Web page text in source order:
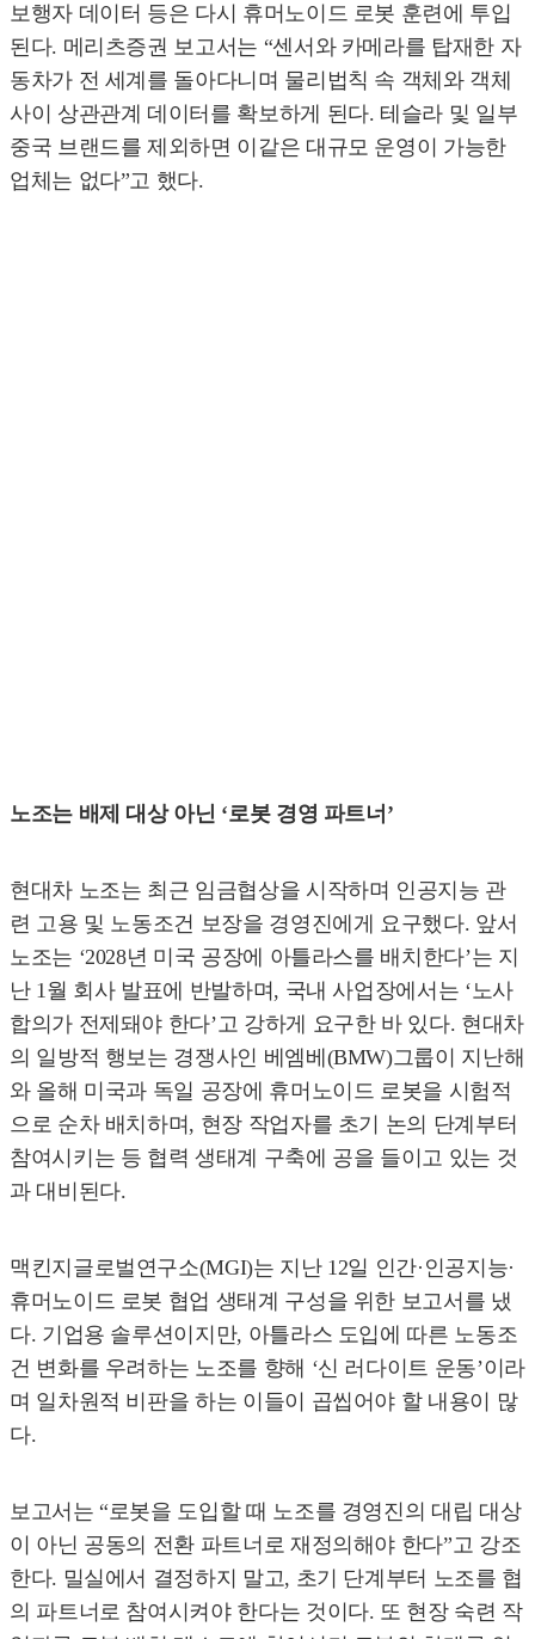
보행자 데이터 등은 다시 휴머노이드 로봇 훈련에 투입
된다. 메리츠증권 보고서는 “센서와 카메라를 탑재한 자
동차가 전 세계를 돌아다니며 물리법칙 속 객체와 객체
사이 상관관계 데이터를 확보하게 된다. 테슬라 및 일부
중국 브랜드를 제외하면 이같은 대규모 운영이 가능한
업체는 없다”고 했다.
노조는 배제 대상 아닌 ‘로봇 경영 파트너’
현대차 노조는 최근 임금협상을 시작하며 인공지능 관
련 고용 및 노동조건 보장을 경영진에게 요구했다. 앞서
노조는 ‘2028년 미국 공장에 아틀라스를 배치한다’는 지
난 1월 회사 발표에 반발하며, 국내 사업장에서는 ‘노사
합의가 전제돼야 한다’고 강하게 요구한 바 있다. 현대차
의 일방적 행보는 경쟁사인 베엠베(BMW)그룹이 지난해
와 올해 미국과 독일 공장에 휴머노이드 로봇을 시험적
으로 순차 배치하며, 현장 작업자를 초기 논의 단계부터
참여시키는 등 협력 생태계 구축에 공을 들이고 있는 것
과 대비된다.
맥킨지글로벌연구소(MGI)는 지난 12일 인간·인공지능·
휴머노이드 로봇 협업 생태계 구성을 위한 보고서를 냈
다. 기업용 솔루션이지만, 아틀라스 도입에 따른 노동조
건 변화를 우려하는 노조를 향해 ‘신 러다이트 운동’이라
며 일차원적 비판을 하는 이들이 곱씹어야 할 내용이 많
다.
보고서는 “로봇을 도입할 때 노조를 경영진의 대립 대상
이 아닌 공동의 전환 파트너로 재정의해야 한다”고 강조
한다. 밀실에서 결정하지 말고, 초기 단계부터 노조를 협
의 파트너로 참여시켜야 한다는 것이다. 또 현장 숙련 작